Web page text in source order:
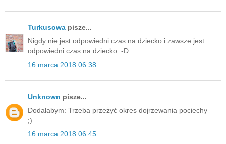
Turkusowa pisze...
Nigdy nie jest odpowiedni czas na dziecko i zawsze jest
odpowiedni czas na dziecko :-D
16 marca 2018 06:38
Unknown pisze...
Dodałabym: Trzeba przeżyć okres dojrzewania pociechy
;)
16 marca 2018 06:45